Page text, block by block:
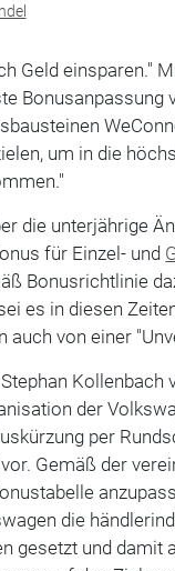
Geld einsparen."
Bonusanpassung
um in die
die unterjährige
für Einzel- und
Bonusrichtlinie
es in diesen
auch von einer
der
per
vor. Gemäß der
die
gesetzt und damit